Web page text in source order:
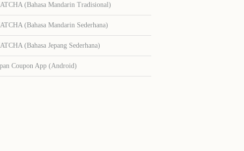
(Bahasa Mandarin Tradisional)
(Bahasa Mandarin Sederhana)
(Bahasa Jepang Sederhana)
Coupon App (Android)